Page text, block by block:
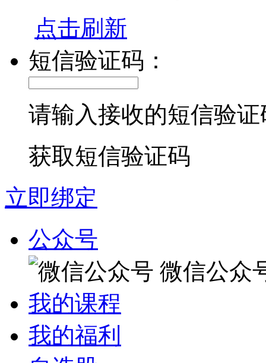
点击刷新
短信验证码：
请输入接收的短信验证
获取短信验证码
立即绑定
公众号
微信公众
我的课程
我的福利